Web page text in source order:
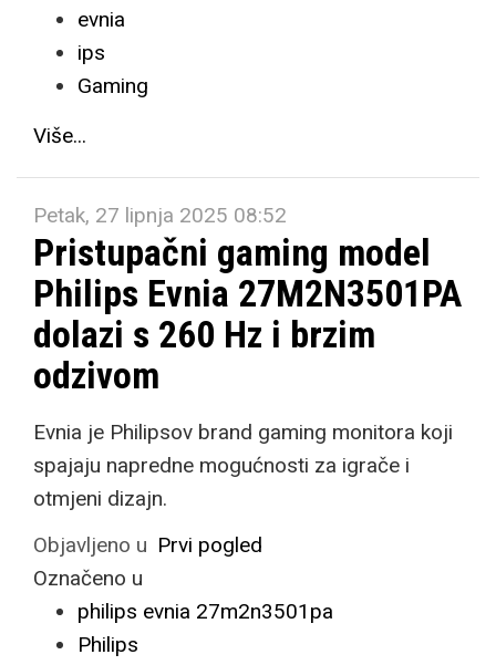
evnia
ips
Gaming
Više...
Petak, 27 lipnja 2025 08:52
Pristupačni gaming model
Philips Evnia 27M2N3501PA
dolazi s 260 Hz i brzim
odzivom
Evnia je Philipsov brand gaming monitora koji
spajaju napredne mogućnosti za igrače i
otmjeni dizajn.
Objavljeno u Prvi pogled
Označeno u
philips evnia 27m2n3501pa
Philips